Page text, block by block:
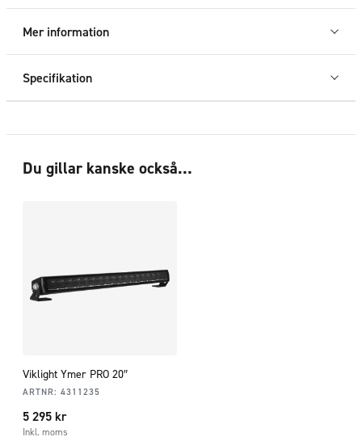
Mer information
Specifikation
Du gillar kanske också…
Viklight Ymer PRO 20″
ARTNR: 4311235
5 295 kr
Inkl. moms